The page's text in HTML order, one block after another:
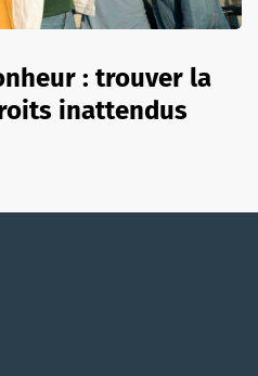
: trouver la
inattendus